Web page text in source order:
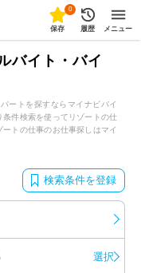
0
保存 履歴 メニュー
バイト・バイ
ートを探すならマイナビバイ
条件検索を使ってリゾートの仕
トの仕事のお仕事探しはマイ
検索条件を登録
選択